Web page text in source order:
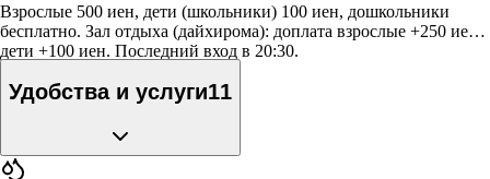
Взрослые 500 иен, дети (школьники) 100 иен, дошкольники
бесплатно. Зал отдыха (дайхирома): доплата взрослые +250 иен,
дети +100 иен. Последний вход в 20:30.
Удобства и услуги11